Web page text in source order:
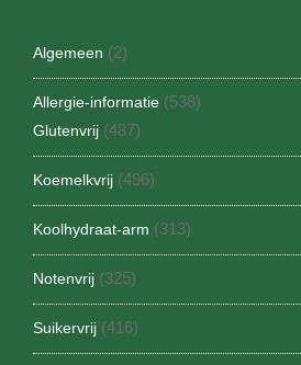
Algemeen (2)
Allergie-informatie (538)
Glutenvrij (487)
Koemelkvrij (496)
Koolhydraat-arm (313)
Notenvrij (325)
Suikervrij (416)